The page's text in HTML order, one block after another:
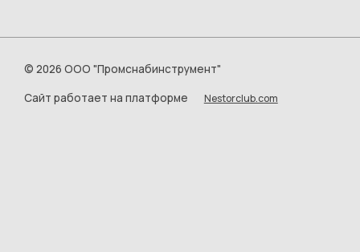
© 2026 ООО "Промснабинструмент"
Сайт работает на платформе
Nestorclub.com